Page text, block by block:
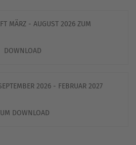
MÄRZ - AUGUST 2026 ZUM
DOWNLOAD
2026 - FEBRUAR 2027
DOWNLOAD